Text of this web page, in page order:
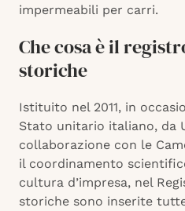
impermeabili per carri.
Che cosa è il
storiche
Istituito nel 2011, in
Stato unitario italiano, da
collaborazione con le
il coordinamento
cultura d’impresa, nel
storiche sono inserite